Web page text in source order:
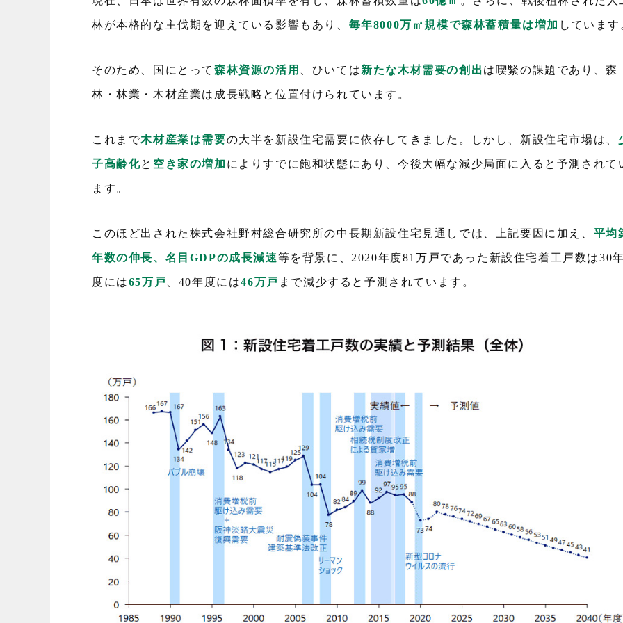
林が本格的な主伐期を迎えている影響もあり、 毎年8000万㎥規模で森林蓄積量は増加 しています
そのため、国にとって 森林資源の活用 、ひいては新たな木材需要の創出は喫緊の課題であり、森
林・林業・木材産業は成長戦略と位置付けられています。
これまで木材産業は需要の大半を新設住宅需要に依存してきました。しかし、新設住宅市場は、
子高齢化と 空き家の増加 によりすでに飽和状態にあり、今後大幅な減少局面に入ると予測されて
ます。
このほど出された株式会社野村総合研究所の中長期新設住宅見通しでは、上記要因に加え、 平均
年数の伸長、名目GDPの成長減速等を背景に、2020年度81万戸であった新設住宅着工戸数は30年
度には65万戸 、40年度には46万戸 まで減少すると予測されています。